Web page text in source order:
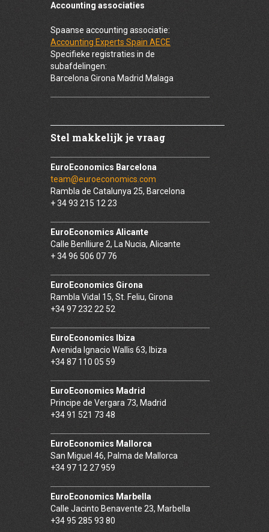
Accounting associaties
Spaanse accounting associatie:
Accounting Experts Spain AECE
Specifieke registraties in de
subafdelingen:
Barcelona Girona Madrid Malaga
Stel makkelijk je vraag
EuroEconomics Barcelona
team@euroeconomics.com
Rambla de Catalunya 25, Barcelona
+ 34 93 215 12 23
EuroEconomics Alicante
Calle Benlliure 2, La Nucia, Alicante
+ 34 96 506 07 76
EuroEconomics Girona
Rambla Vidal 15, St. Feliu, Girona
+34 97 232 22 52
EuroEconomics Ibiza
Avenida Ignacio Wallis 63, Ibiza
+34 87 110 05 59
EuroEconomics Madrid
Principe de Vergara 73, Madrid
+34 91 521 73 48
EuroEconomics Mallorca
San Miguel 46, Palma de Mallorca
+34 97 12 27 959
EuroEconomics Marbella
Calle Jacinto Benavente 23, Marbella
+34 95 285 93 80